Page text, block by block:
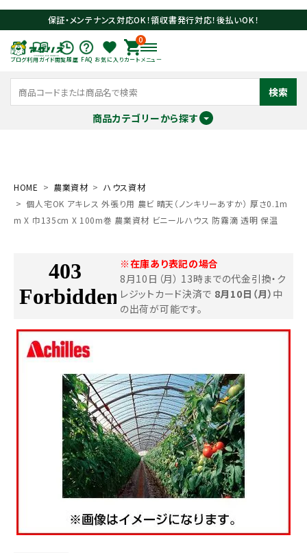
保証・メンテナンス対応OK！領収書発行対応！後払いOK！
ブログ利用ガイド閲覧履歴 FAQ お気に入り
0
カート メニュー
検索
商品カテゴリーから探す
search
お気に入り一覧
閲覧履歴一覧
HOME 農業資材
ハウス資材
個人宅OK アキレス 外張り用 農ビ 晴天（ノンキリーあすか） 厚さ0.1m
m X 巾135cm X 100m巻 農業資材 ビニールハウス 防霧滴 透明 保温
※在庫あり表記の場合
8月10日（月） 13時までの代金引換・ク
レジットカード決済で 8月10日（月） 中
の出荷が可能です。